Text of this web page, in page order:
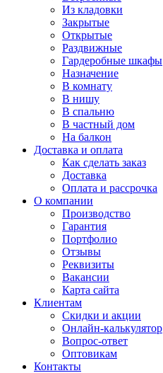
Из кладовки
Закрытые
Открытые
Раздвижные
Гардеробные шкафы
Назначение
В комнату
В нишу
В спальню
В частный дом
На балкон
Доставка и оплата
Как сделать заказ
Доставка
Оплата и рассрочка
О компании
Производство
Гарантия
Портфолио
Отзывы
Реквизиты
Вакансии
Карта сайта
Клиентам
Скидки и акции
Онлайн-калькулятор
Вопрос-ответ
Оптовикам
Контакты